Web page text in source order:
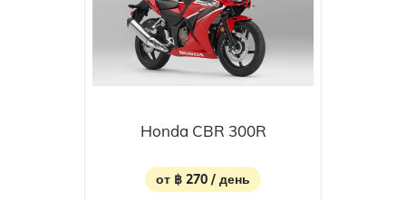
Honda CBR 300R
от ฿ 270 / день